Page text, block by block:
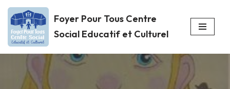
Aller
au
contenu
Foyer Pour Tous Centre
Social Educatif et Culturel